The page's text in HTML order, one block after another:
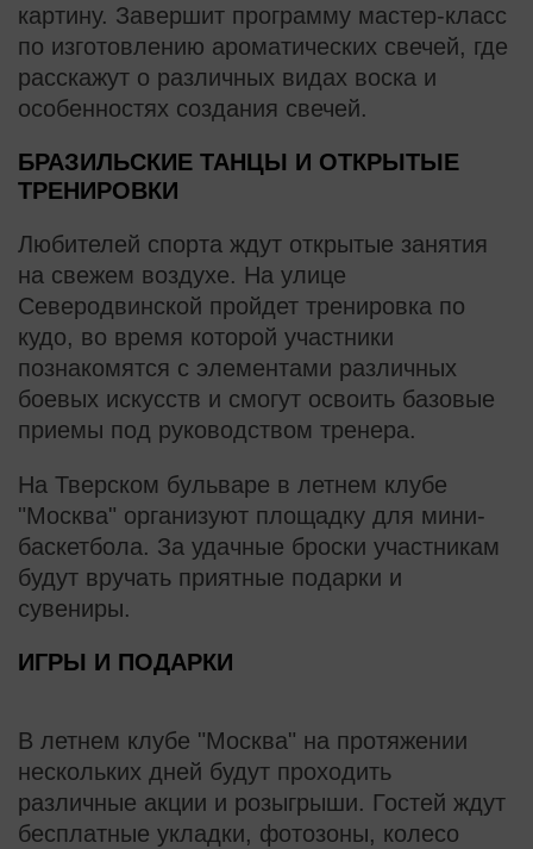
картину. Завершит программу мастер-класс
по изготовлению ароматических свечей, где
расскажут о различных видах воска и
особенностях создания свечей.
БРАЗИЛЬСКИЕ ТАНЦЫ И ОТКРЫТЫЕ
ТРЕНИРОВКИ
Любителей спорта ждут открытые занятия
на свежем воздухе. На улице
Северодвинской пройдет тренировка по
кудо, во время которой участники
познакомятся с элементами различных
боевых искусств и смогут освоить базовые
приемы под руководством тренера.
На Тверском бульваре в летнем клубе
"Москва" организуют площадку для мини-
баскетбола. За удачные броски участникам
будут вручать приятные подарки и
сувениры.
ИГРЫ И ПОДАРКИ
В летнем клубе "Москва" на протяжении
нескольких дней будут проходить
различные акции и розыгрыши. Гостей ждут
бесплатные укладки, фотозоны, колесо